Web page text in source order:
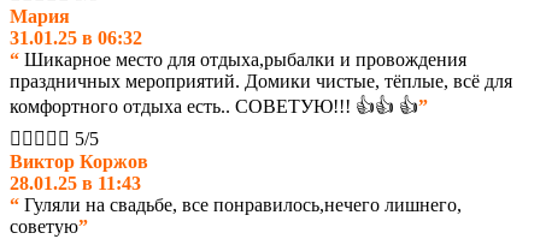
Мария
31.01.25 в 06:32
“ Шикарное место для отдыха,рыбалки и провождения
праздничных мероприятий. Домики чистые, тёплые, всё для
комфортного отдыха есть.. СОВЕТУЮ!!! 👍👍 👍”
     5/5
Виктор Коржов
28.01.25 в 11:43
“ Гуляли на свадьбе, все понравилось,нечего лишнего,
советую”